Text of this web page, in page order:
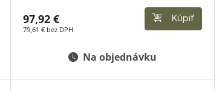
97,92 €
79,61 € bez DPH
Kúpiť
Na objednávku